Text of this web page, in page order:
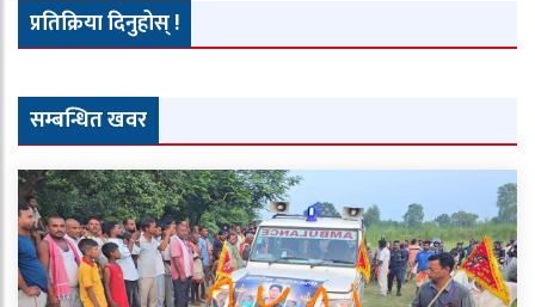
प्रतिक्रिया दिनुहोस् !
सम्बन्धित खवर